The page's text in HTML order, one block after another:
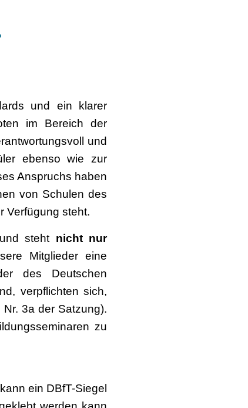
und ein klarer
im Bereich der
und
ebenso wie zur
Anspruchs haben
von Schulen des
Verfügung steht.
steht nicht nur
Mitglieder eine
des Deutschen
verpflichten sich,
3a der Satzung).
zu
ein DBfT-Siegel